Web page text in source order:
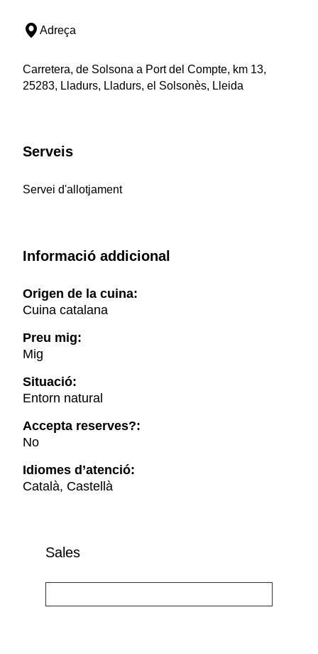
Adreça
Carretera, de Solsona a Port del Compte, km 13,
25283, Lladurs, Lladurs, el Solsonès, Lleida
Serveis
Servei d'allotjament
Informació addicional
Origen de la cuina:
Cuina catalana
Preu mig:
Mig
Situació:
Entorn natural
Accepta reserves?:
No
Idiomes d’atenció:
Català, Castellà
Sales